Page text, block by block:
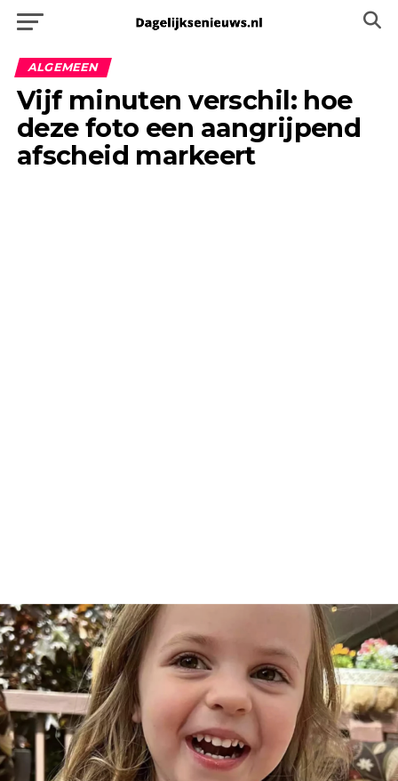
ALGEMEEN
Vijf minuten verschil: hoe
deze foto een aangrijpend
afscheid markeert